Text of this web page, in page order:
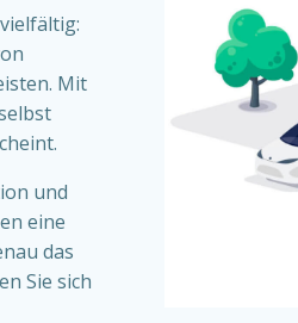
Mit
und
eine
das
Sie sich